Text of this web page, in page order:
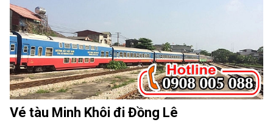
Vé tàu Minh Khôi đi Đồng Lê